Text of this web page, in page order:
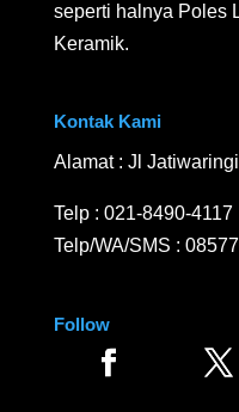
seperti halnya Poles
Keramik.
Kontak Kami
Alamat : Jl
Telp : 021-8490-4117
Telp/WA/SMS :
Follow